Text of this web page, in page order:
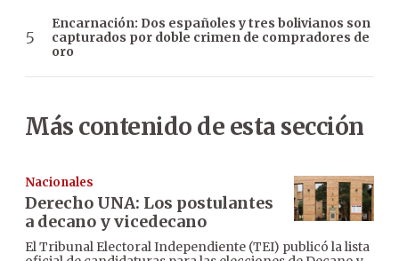
Encarnación: Dos españoles y tres bolivianos son
capturados por doble crimen de compradores de
oro
Más contenido de esta sección
Nacionales
Derecho UNA: Los postulantes
a decano y vicedecano
El Tribunal Electoral Independiente (TEI) publicó la lista